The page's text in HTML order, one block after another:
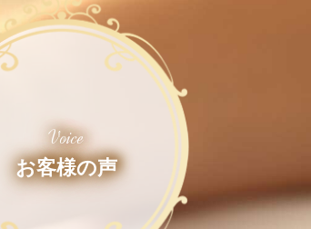
Voice
お客様の声